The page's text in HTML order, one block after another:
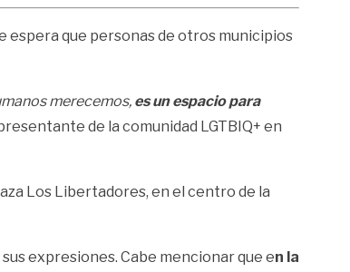
espera que personas de otros municipios
merecemos, es un espacio para
de la comunidad LGTBIQ+ en
Los Libertadores, en el centro de la
expresiones. Cabe mencionar que en la